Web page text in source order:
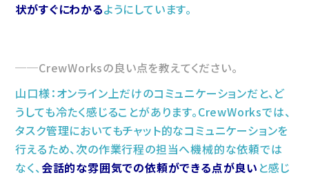
状がすぐにわかるようにしています。
CrewWorksの良い点を教えてください。
山口様：オンライン上だけのコミュニケーションだと、ど
うしても冷たく感じることがあります。CrewWorksでは、
タスク管理においてもチャット的なコミュニケーションを
行えるため、次の作業行程の担当へ機械的な依頼では
なく、会話的な雰囲気での依頼ができる点が良い と感じ